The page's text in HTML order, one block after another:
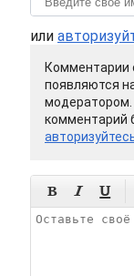
или
Комментарии
появляются
модератором.
комментарий
  